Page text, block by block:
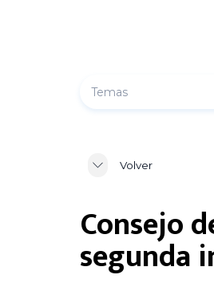
Temas
Volver
Consejo
segunda